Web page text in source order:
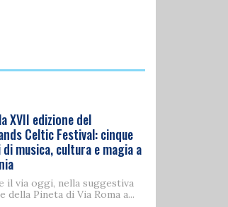
XVII edizione del
Celtic Festival: cinque
musica, cultura e magia a
il via oggi, nella suggestiva
della Pineta di Via Roma a...